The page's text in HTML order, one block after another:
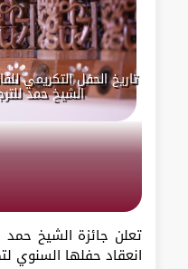
تاريخ الحفل التكريمي
الشيخ حمد
تعلن جائزة الشيخ حمد
انعقاد حفلها السنوي